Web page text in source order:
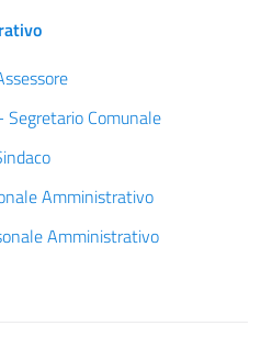
Segretario Comunale
Amministrativo
Amministrativo